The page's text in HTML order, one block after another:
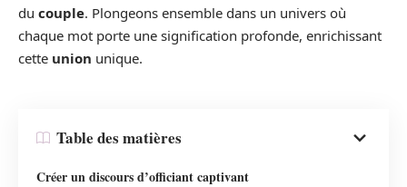
du couple. Plongeons ensemble dans un univers où
chaque mot porte une signification profonde, enrichissant
cette union unique.
Table des matières
Créer un discours d’officiant captivant